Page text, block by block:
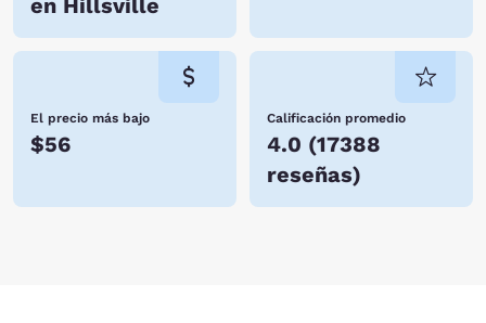
en Hillsville
El precio más bajo
$56
Calificación promedio
4.0 (17388
reseñas)